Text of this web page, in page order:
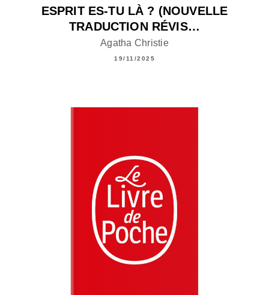
ESPRIT ES-TU LÀ ? (NOUVELLE
TRADUCTION RÉVIS…
Agatha Christie
19/11/2025